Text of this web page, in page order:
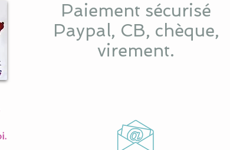
Paiement sécurisé
Paypal, CB, chèque,
virement.